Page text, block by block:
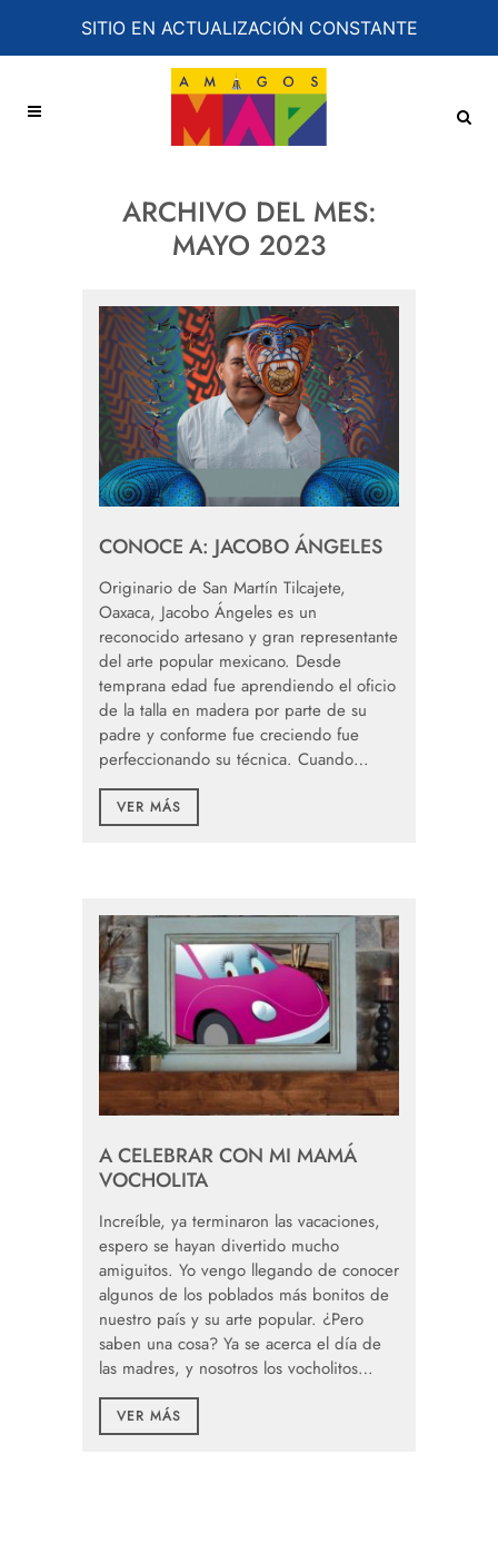
SITIO EN ACTUALIZACIÓN CONSTANTE
ARCHIVO DEL MES:
MAYO 2023
CONOCE A: JACOBO ÁNGELES
Originario de San Martín Tilcajete,
Oaxaca, Jacobo Ángeles es un
reconocido artesano y gran representante
del arte popular mexicano. Desde
temprana edad fue aprendiendo el oficio
de la talla en madera por parte de su
padre y conforme fue creciendo fue
perfeccionando su técnica. Cuando…
VER MÁS
A CELEBRAR CON MI MAMÁ
VOCHOLITA
Increíble, ya terminaron las vacaciones,
espero se hayan divertido mucho
amiguitos. Yo vengo llegando de conocer
algunos de los poblados más bonitos de
nuestro país y su arte popular. ¿Pero
saben una cosa? Ya se acerca el día de
las madres, y nosotros los vocholitos…
VER MÁS